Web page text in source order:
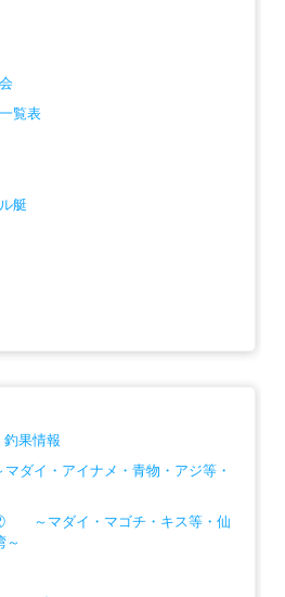
覧表
艇
果情報
イ・アイナメ・青物・アジ等・
マダイ・マゴチ・キス等・仙
～